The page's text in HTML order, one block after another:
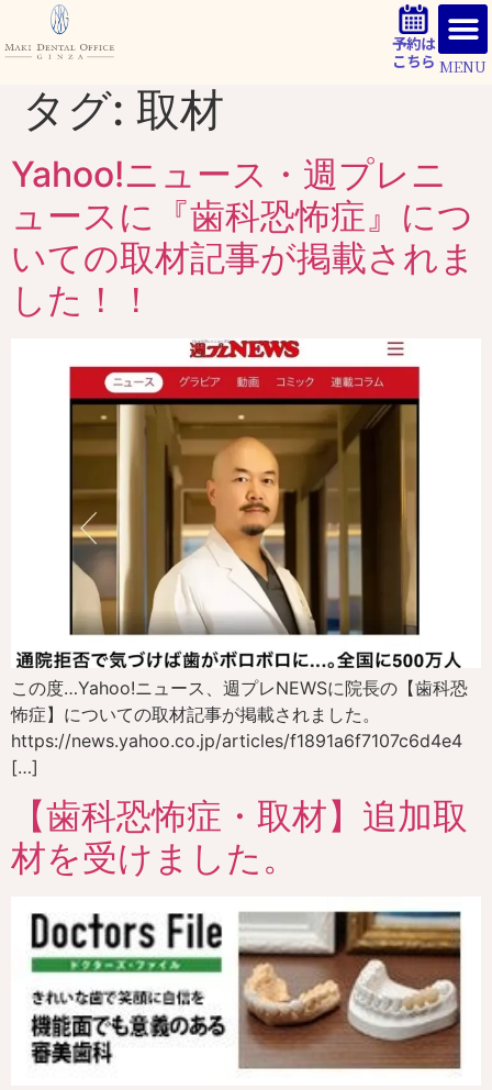
予約は
こちら MENU
タグ: 取材
Yahoo!ニュース・週プレニ
ュースに『歯科恐怖症』につ
いての取材記事が掲載されま
した！！
この度…Yahoo!ニュース、週プレNEWSに院長の【歯科恐
怖症】についての取材記事が掲載されました。
https://news.yahoo.co.jp/articles/f1891a6f7107c6d4e4
[…]
【歯科恐怖症・取材】追加取
材を受けました。